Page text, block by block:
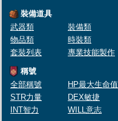
裝備道具
武器類
裝備類
物品類
時裝類
套裝列表
專業技能製作
稱號
全部稱號
HP最大生命值
STR力量
DEX敏捷
INT智力
WILL意志